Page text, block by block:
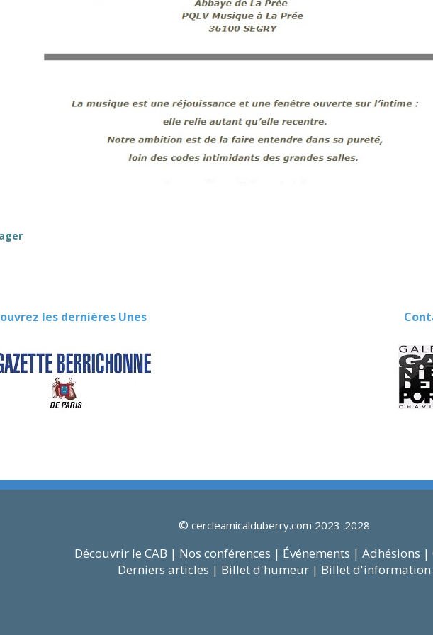
les dernières Unes
© cercleamicalduberry.com 2023-2028
Découvrir le CAB | Nos conférences | Événements | Adhésions |
Derniers articles | Billet d'humeur | Billet d'information